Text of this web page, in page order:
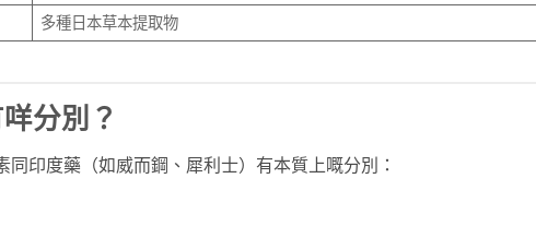
多種日本草本提取物
分別？
印度藥（如威而鋼、犀利士）有本質上嘅分別：